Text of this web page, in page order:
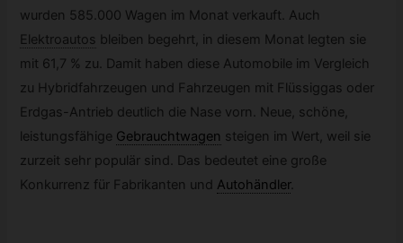
wurden 585.000 Wagen im Monat verkauft. Auch
Elektroautos bleiben begehrt, in diesem Monat legten sie
mit 61,7 % zu. Damit haben diese Automobile im Vergleich
zu Hybridfahrzeugen und Fahrzeugen mit Flüssiggas oder
Erdgas-Antrieb deutlich die Nase vorn. Neue, schöne,
leistungsfähige Gebrauchtwagen steigen im Wert, weil sie
zurzeit sehr populär sind. Das bedeutet eine große
Konkurrenz für Fabrikanten und Autohändler.